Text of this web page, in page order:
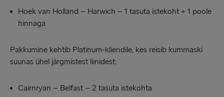
Hoek ‎van ‎Holland – Harwich – 1 tasuta istekoht + 1 poole
hinnaga
Pakkumine kehtib Platinum-kliendile, kes reisib kummaski
suunas ühel järgmistest liinidest:
Cairnryan – Belfast – 2 tasuta istekohta